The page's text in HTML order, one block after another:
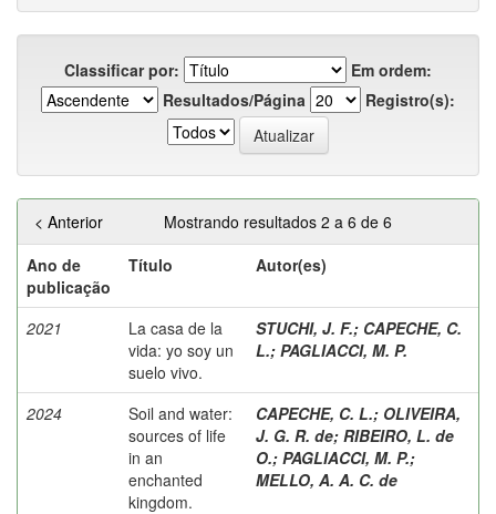
Classificar por:
Em ordem:
Resultados/Página
Registro(s):
Mostrando resultados 2 a 6 de 6
< Anterior
Ano de
publicação
Título Autor(es)
2021
La casa de la
vida: yo soy un
suelo vivo.
STUCHI, J. F.; CAPECHE, C.
L.; PAGLIACCI, M. P.
2024
Soil and water:
sources of life
in an
enchanted
kingdom.
CAPECHE, C. L.; OLIVEIRA,
J. G. R. de; RIBEIRO, L. de
O.; PAGLIACCI, M. P.;
MELLO, A. A. C. de